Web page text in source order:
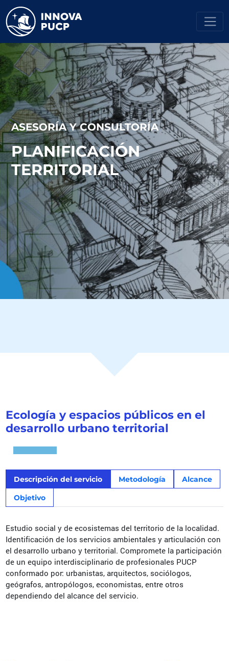
ASESORÍA Y CONSULTORÍA
PLANIFICACIÓN
TERRITORIAL
Ecología y espacios públicos en el
desarrollo urbano territorial
Descripción del servicio Metodología Alcance
Objetivo
Estudio social y de ecosistemas del territorio de la localidad.
Identificación de los servicios ambientales y articulación con
el desarrollo urbano y territorial. Compromete la participación
de un equipo interdisciplinario de profesionales PUCP
conformado por: urbanistas, arquitectos, sociólogos,
geógrafos, antropólogos, economistas, entre otros
dependiendo del alcance del servicio.